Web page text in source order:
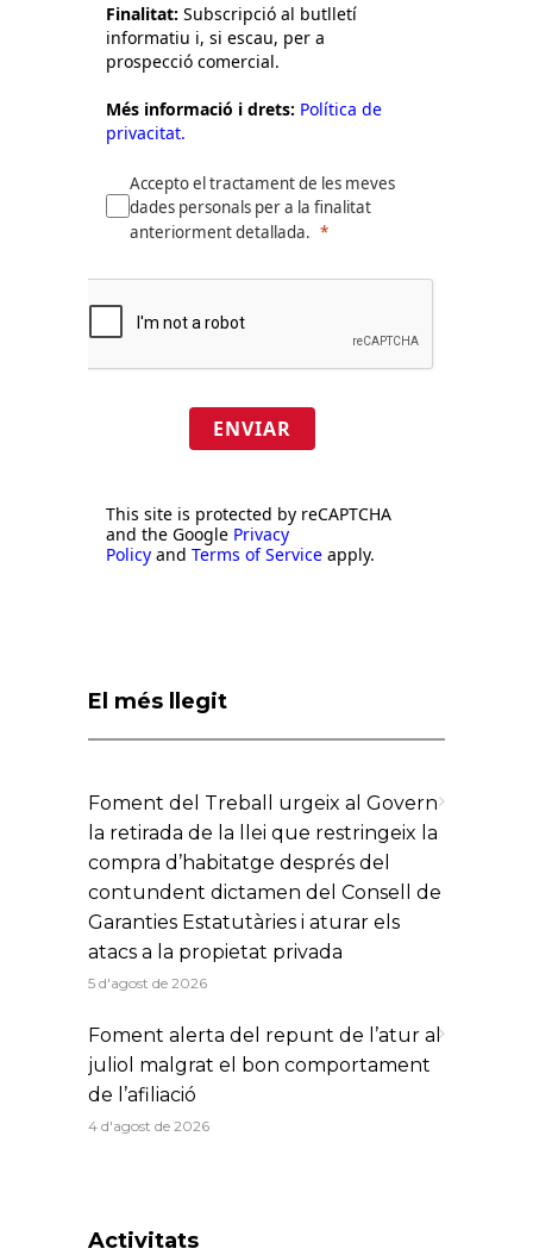
Finalitat: Subscripció al butlletí
informatiu i, si escau, per a
prospecció comercial.
Més informació i drets: Política de
privacitat.
Accepto el tractament de les meves
dades personals per a la finalitat
anteriorment detallada.
ENVIAR
This site is protected by reCAPTCHA
and the Google Privacy
Policy and Terms of Service apply.
El més llegit
Foment del Treball urgeix al Govern
la retirada de la llei que restringeix la
compra d’habitatge després del
contundent dictamen del Consell de
Garanties Estatutàries i aturar els
atacs a la propietat privada
5 d'agost de 2026
Foment alerta del repunt de l’atur al
juliol malgrat el bon comportament
de l’afiliació
4 d'agost de 2026
Activitats